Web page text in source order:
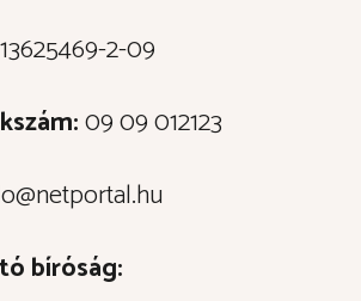
13625469-2-09
09 09 012123
bíróság: